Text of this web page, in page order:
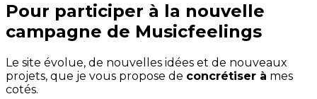
Pour participer à la nouvelle
campagne de Musicfeelings
Le site évolue, de nouvelles idées et de nouveaux
projets, que je vous propose de concrétiser à mes
cotés.